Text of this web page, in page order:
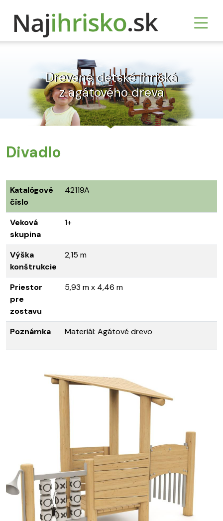
Drevené detské ihriská
z agátového dreva
Divadlo
Katalógové
číslo
42119A
Veková
skupina
1+
Výška
konštrukcie
2,15 m
Priestor
pre
zostavu
5,93 m x 4,46 m
Poznámka Materiál: Agátové drevo